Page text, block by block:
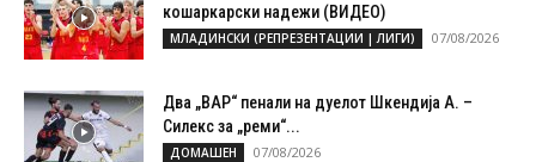
кошаркарски надежи (ВИДЕО)
МЛАДИНСКИ (РЕПРЕЗЕНТАЦИИ | ЛИГИ) 07/08/2026
Два „ВАР“ пенали на дуелот Шкендија А. –
Силекс за „реми“...
ДОМАШЕН 07/08/2026